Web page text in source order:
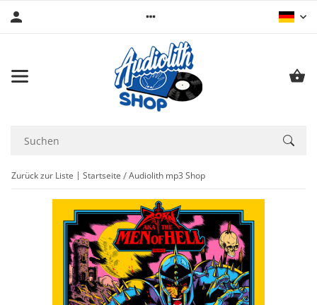
Zurück zur Liste Startseite Audiolith mp3 Shop